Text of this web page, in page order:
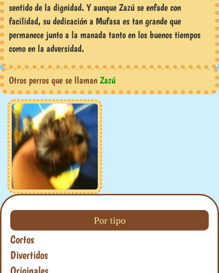
sentido de la dignidad. Y aunque Zazú se enfade con
facilidad, su dedicación a Mufasa es tan grande que
permanece junto a la manada tanto en los buenos tiempos
como en la adversidad.
Otros perros que se llaman Zazú
Por tipo
Cortos
Divertidos